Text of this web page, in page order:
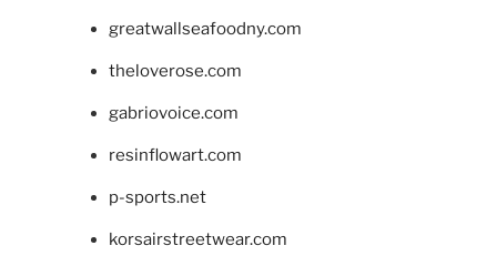
greatwallseafoodny.com
theloverose.com
gabriovoice.com
resinflowart.com
p-sports.net
korsairstreetwear.com